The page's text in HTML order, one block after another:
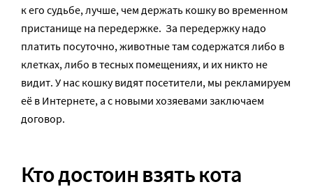
к его судьбе, лучше, чем держать кошку во временном
пристанище на передержке. За передержку надо
платить посуточно, животные там содержатся либо в
клетках, либо в тесных помещениях, и их никто не
видит. У нас кошку видят посетители, мы рекламируем
её в Интернете, а с новыми хозяевами заключаем
договор.
Кто достоин взять кота